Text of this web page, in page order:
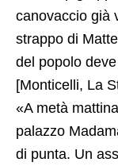
canovaccio già
strappo di
del popolo
[Monticelli, La
«A metà
palazzo
di punta. Un